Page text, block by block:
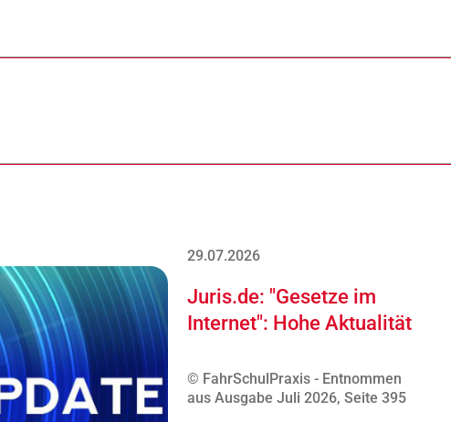
29.07.2026
Juris.de: "Gesetze im
Internet": Hohe Aktualität
© FahrSchulPraxis - Entnommen
aus Ausgabe Juli 2026, Seite 395